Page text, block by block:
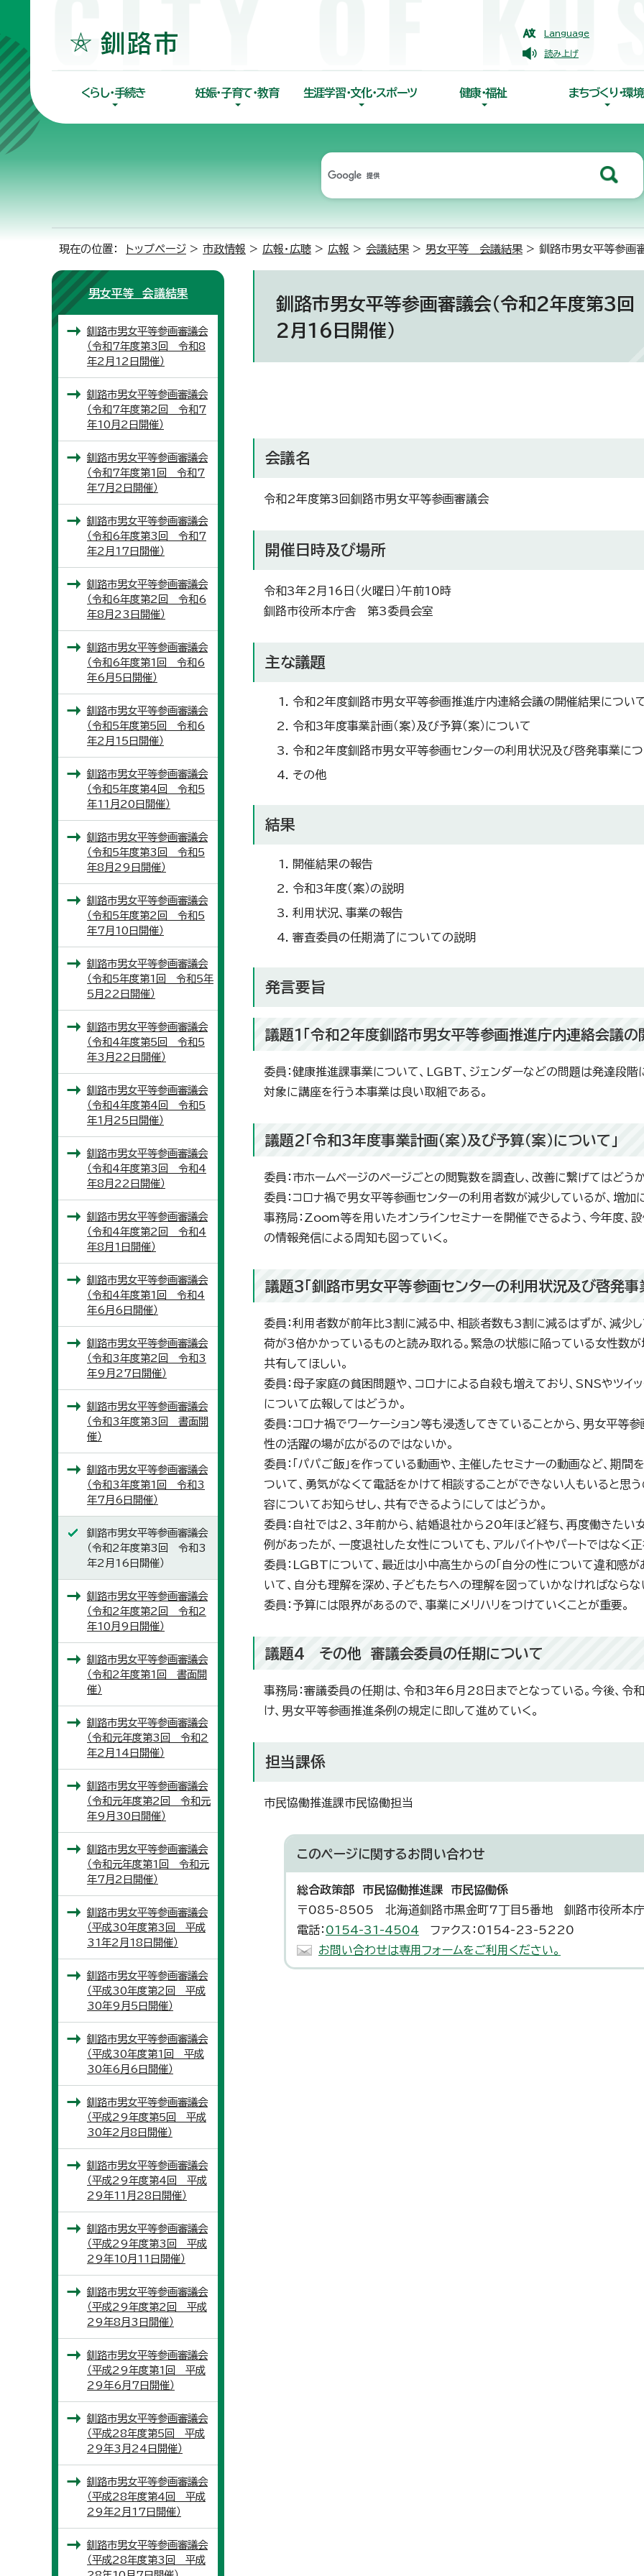
Language
読み上げ
くらし・手続き 妊娠・子育て・教育 生涯学習・文化・スポーツ 健康・福祉 まちづくり・環境
現在の位置： トップページ > 市政情報 > 広報・広聴 > 広報 > 会議結果 > 男女平等 会議結果 > 釧路市男女平等参画
釧路市男女平等参画審議会（令和2年度第3
2月16日開催）
会議名
令和2年度第3回釧路市男女平等参画審議会
開催日時及び場所
令和3年2月16日（火曜日）午前10時
釧路市役所本庁舎 第3委員会室
主な議題
令和2年度釧路市男女平等参画推進庁内連絡会議の開催結果につい
令和3年度事業計画（案）及び予算（案）について
令和2年度釧路市男女平等参画センターの利用状況及び啓発事業に
その他
結果
開催結果の報告
令和3年度（案）の説明
利用状況、事業の報告
審査委員の任期満了についての説明
発言要旨
議題1「令和2年度釧路市男女平等参画推進庁内連絡会議の
委員：健康推進課事業について、LGBT、ジェンダーなどの問題は発達段
対象に講座を行う本事業は良い取組である。
議題2「令和3年度事業計画（案）及び予算（案）について」
委員：市ホームページのページごとの閲覧数を調査し、改善に繋げてはどう
委員：コロナ禍で男女平等参画センターの利用者数が減少しているが、増加
事務局：Zoom等を用いたオンラインセミナーを開催できるよう、今年度、
の情報発信による周知も図っていく。
議題3「釧路市男女平等参画センターの利用状況及び啓発事
委員：利用者数が前年比3割に減る中、相談者数も3割に減るはずが、減少
荷が3倍かかっているものと読み取れる。緊急の状態に陥っている女性数
共有してほしい。
委員：母子家庭の貧困問題や、コロナによる自殺も増えており、SNSやツイ
について広報してはどうか。
委員：コロナ禍でワーケーション等も浸透してきていることから、男女平等
性の活躍の場が広がるのではないか。
委員：「パパご飯」を作っている動画や、主催したセミナーの動画など、期
ついて、勇気がなくて電話をかけて相談することができない人もいると思
容についてお知らせし、共有できるようにしてはどうか。
委員：自社では2、3年前から、結婚退社から20年ほど経ち、再度働きたい
例があったが、一度退社した女性についても、アルバイトやパートではなく
委員：LGBTについて、最近は小中高生からの「自分の性について違和感
いて、自分も理解を深め、子どもたちへの理解を図っていかなければならな
委員：予算には限界があるので、事業にメリハリをつけていくことが重要。
議題4 その他 審議会委員の任期について
事務局：審議委員の任期は、令和3年6月28日までとなっている。今後、
け、男女平等参画推進条例の規定に即して進めていく。
担当課係
市民協働推進課市民協働担当
このページに関するお問い合わせ
総合政策部 市民協働推進課 市民協働係
〒085-8505 北海道釧路市黒金町7丁目5番地 釧路市役所本
電話： 0154-31-4504 ファクス：0154-23-5220
お問い合わせは専用フォームをご利用ください。
男女平等 会議結果
釧路市男女平等参画審議会
（令和7年度第3回 令和8
年2月12日開催）
釧路市男女平等参画審議会
（令和7年度第2回 令和7
年10月2日開催）
釧路市男女平等参画審議会
（令和7年度第1回 令和7
年7月2日開催）
釧路市男女平等参画審議会
（令和6年度第3回 令和7
年2月17日開催）
釧路市男女平等参画審議会
（令和6年度第2回 令和6
年8月23日開催）
釧路市男女平等参画審議会
（令和6年度第1回 令和6
年6月5日開催）
釧路市男女平等参画審議会
（令和5年度第5回 令和6
年2月15日開催）
釧路市男女平等参画審議会
（令和5年度第4回 令和5
年11月20日開催）
釧路市男女平等参画審議会
（令和5年度第3回 令和5
年8月29日開催）
釧路市男女平等参画審議会
（令和5年度第2回 令和5
年7月10日開催）
釧路市男女平等参画審議会
（令和5年度第1回 令和5年
5月22日開催）
釧路市男女平等参画審議会
（令和4年度第5回 令和5
年3月22日開催）
釧路市男女平等参画審議会
（令和4年度第4回 令和5
年1月25日開催）
釧路市男女平等参画審議会
（令和4年度第3回 令和4
年8月22日開催）
釧路市男女平等参画審議会
（令和4年度第2回 令和4
年8月1日開催）
釧路市男女平等参画審議会
（令和4年度第1回 令和4
年6月6日開催）
釧路市男女平等参画審議会
（令和3年度第2回 令和3
年9月27日開催）
釧路市男女平等参画審議会
（令和3年度第3回 書面開
催）
釧路市男女平等参画審議会
（令和3年度第1回 令和3
年7月6日開催）
釧路市男女平等参画審議会
（令和2年度第3回 令和3
年2月16日開催）
釧路市男女平等参画審議会
（令和2年度第2回 令和2
年10月9日開催）
釧路市男女平等参画審議会
（令和2年度第1回 書面開
催）
釧路市男女平等参画審議会
（令和元年度第3回 令和2
年2月14日開催）
釧路市男女平等参画審議会
（令和元年度第2回 令和元
年9月30日開催）
釧路市男女平等参画審議会
（令和元年度第1回 令和元
年7月2日開催）
釧路市男女平等参画審議会
（平成30年度第3回 平成
31年2月18日開催）
釧路市男女平等参画審議会
（平成30年度第2回 平成
30年9月5日開催）
釧路市男女平等参画審議会
（平成30年度第1回 平成
30年6月6日開催）
釧路市男女平等参画審議会
（平成29年度第5回 平成
30年2月8日開催）
釧路市男女平等参画審議会
（平成29年度第4回 平成
29年11月28日開催）
釧路市男女平等参画審議会
（平成29年度第3回 平成
29年10月11日開催）
釧路市男女平等参画審議会
（平成29年度第2回 平成
29年8月3日開催）
釧路市男女平等参画審議会
（平成29年度第1回 平成
29年6月7日開催）
釧路市男女平等参画審議会
（平成28年度第5回 平成
29年3月24日開催）
釧路市男女平等参画審議会
（平成28年度第4回 平成
29年2月17日開催）
釧路市男女平等参画審議会
（平成28年度第3回 平成